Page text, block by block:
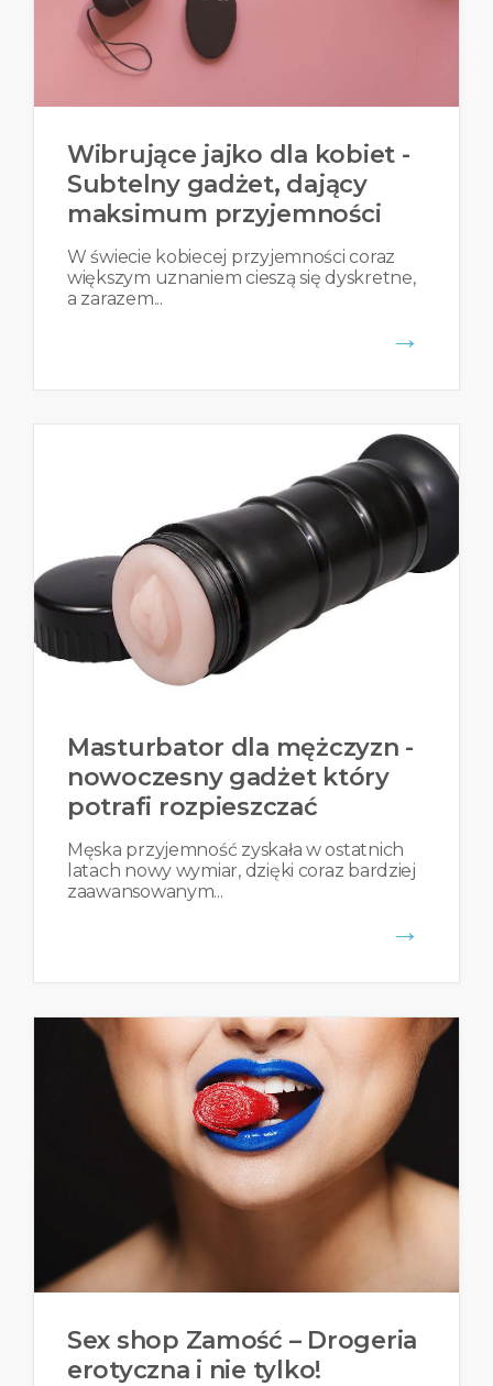
Wibrujące jajko dla kobiet -
Subtelny gadżet, dający
maksimum przyjemności
W świecie kobiecej przyjemności coraz
większym uznaniem cieszą się dyskretne,
a zarazem...
→
Masturbator dla mężczyzn -
nowoczesny gadżet który
potrafi rozpieszczać
Męska przyjemność zyskała w ostatnich
latach nowy wymiar, dzięki coraz bardziej
zaawansowanym...
→
Sex shop Zamość – Drogeria
erotyczna i nie tylko!